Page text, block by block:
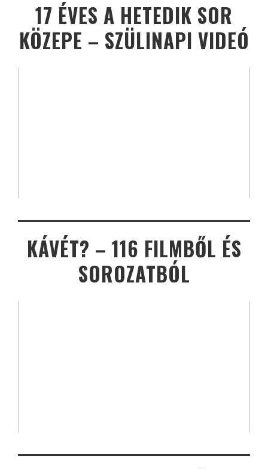
17 ÉVES A HETEDIK SOR
KÖZEPE – SZÜLINAPI VIDEÓ
KÁVÉT? – 116 FILMBŐL ÉS
SOROZATBÓL